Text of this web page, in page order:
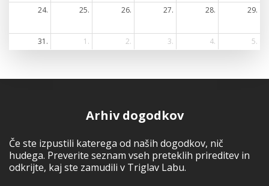
24. 25. 26. 27. 28. 29.
31. 1. 2. 3. 4. 5.
Arhiv dogodkov
Če ste izpustili katerega od naših dogodkov, nič
hudega. Preverite seznam vseh preteklih prireditev in
odkrijte, kaj ste zamudili v Triglav Labu.